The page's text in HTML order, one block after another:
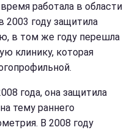
работала в области
2003 году защитила
в том же году перешла
клинику, которая
года, она защитила
тему раннего
В 2008 году